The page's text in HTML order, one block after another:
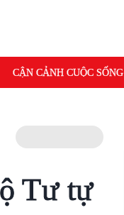
CẬN CẢNH CUỘC SỐNG
Tư tự